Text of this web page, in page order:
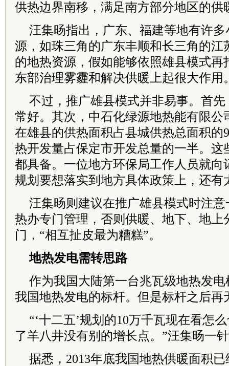
供热边界南移，满足南方部分地区的供
汪集旸指出，广东、福建等地有许
源，如珠三角的广东丰顺和长三角的江
的地热资源，假如能够依照雄县模式再
东部治理雾霾和解决供暖上起很大作用
不过，推广雄县模式并非易事。首
常好。其次，中石化绿源地热能有限公
在雄县的供热面积占县城供热总面积的
热开发量占保定市开发总量的一半。这
都具备。一位地方环保局工作人员就向
规划要想落实到地方具体政策上，还有
汪集旸则建议在推广雄县模式时注
热办专门管理，否则供暖、地下、地上
门，“相互扯皮最为糟糕”。
地热发电需转思路
作为我国大陆第一台兆瓦级地热发
我国地热发电的标杆。但是标杆之后再
“‘十二五’规划的10万千瓦现在看怎
了羊八井没有别的增长点。”汪集旸一
据悉，2013年底我国地热供暖面积